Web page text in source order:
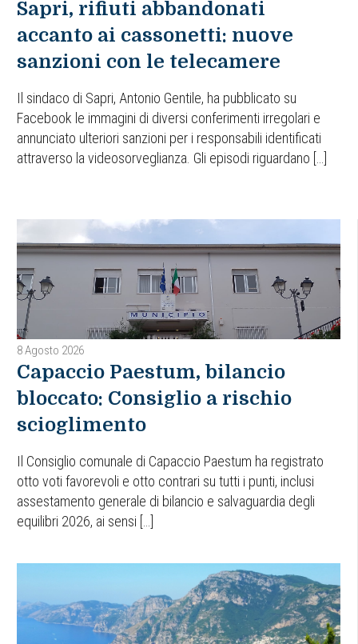
Sapri, rifiuti abbandonati
accanto ai cassonetti: nuove
sanzioni con le telecamere
Il sindaco di Sapri, Antonio Gentile, ha pubblicato su
Facebook le immagini di diversi conferimenti irregolari e
annunciato ulteriori sanzioni per i responsabili identificati
attraverso la videosorveglianza. Gli episodi riguardano […]
8 Agosto 2026
Capaccio Paestum, bilancio
bloccato: Consiglio a rischio
scioglimento
Il Consiglio comunale di Capaccio Paestum ha registrato
otto voti favorevoli e otto contrari su tutti i punti, inclusi
assestamento generale di bilancio e salvaguardia degli
equilibri 2026, ai sensi […]